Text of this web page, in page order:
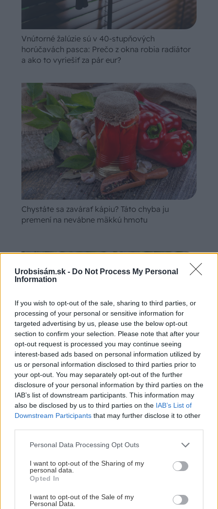
Urobsisám.sk - Do Not Process My Personal
Information
If you wish to opt-out of the sale, sharing to third parties, or
processing of your personal or sensitive information for
targeted advertising by us, please use the below opt-out
section to confirm your selection. Please note that after your
opt-out request is processed you may continue seeing
interest-based ads based on personal information utilized by
us or personal information disclosed to third parties prior to
your opt-out. You may separately opt-out of the further
disclosure of your personal information by third parties on the
IAB’s list of downstream participants. This information may
also be disclosed by us to third parties on the IAB’s List of
Downstream Participants that may further disclose it to other
Please note that this website/app uses one or more Google
not limited to your visit or usage behaviour. You may click to
grant or deny consent to Google and its third-party tags to
use your data for below specified purposes in below Google
consent section.
Personal Data Processing Opt Outs
I want to opt-out of the Sharing of my
personal data.
Opted In
I want to opt-out of the Sale of my
Personal Data.
Vnútorné žalúzie sú v 40-stupňových
horúčavách pasca: Prečo z okna robia radiátor
a ako to vyriešiť za pár eur?
Chystáte sa zavárať kápiu? Táto chyba ju
premení na nevábne mäkkú hmotu
Čo robiť, ak paradajky dozrievajú pomaly? Trik s
odlisťovaním funguje aj cez leto, ale pozor na
chyby